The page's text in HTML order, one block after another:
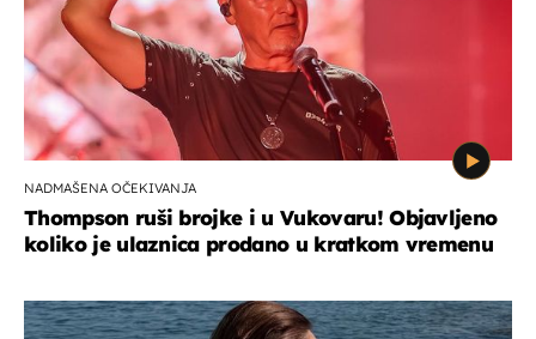
NADMAŠENA OČEKIVANJA
Thompson ruši brojke i u Vukovaru! Objavljeno
koliko je ulaznica prodano u kratkom vremenu